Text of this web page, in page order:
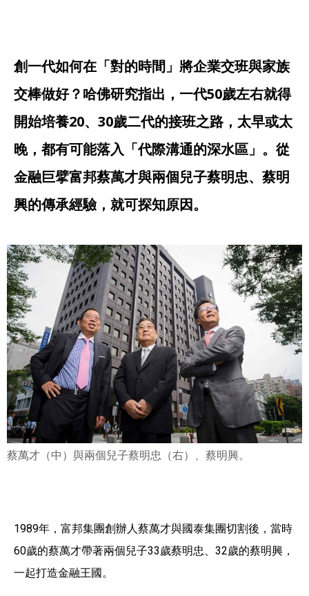
創一代如何在「對的時間」將企業交班與家族
交棒做好？哈佛研究指出，一代50歲左右就得
開始培養20、30歲二代的接班之路，太早或太
晚，都有可能落入「代際溝通的深水區」。從
金融巨擘富邦蔡萬才與兩個兒子蔡明忠、蔡明
興的傳承經驗，就可探知原因。
蔡萬才（中）與兩個兒子蔡明忠（右）、蔡明興。
1989年，富邦集團創辦人蔡萬才與國泰集團切割後，當時
60歲的蔡萬才帶著兩個兒子33歲蔡明忠、32歲的蔡明興，
一起打造金融王國。